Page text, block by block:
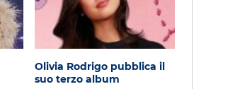
Olivia Rodrigo pubblica il
suo terzo album